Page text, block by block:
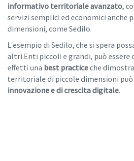
informativo territoriale avanzato,
servizi semplici ed economici anche
dimensioni, come Sedilo.
L'esempio di Sedilo, che si spera
altri Enti piccoli e grandi, può
effetti una best practiceche
territoriale di piccole dimensioni può
innovazione e di crescita digitale.